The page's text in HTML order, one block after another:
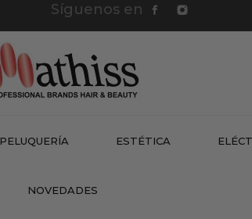
Síguenos en
PELUQUERÍA ESTÉTICA
NOVEDADES